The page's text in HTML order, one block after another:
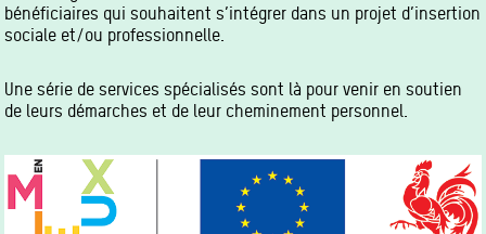
bénéficiaires qui souhaitent s’intégrer dans un projet d’insertion
sociale et/ou professionnelle.
Une série de services spécialisés sont là pour venir en soutien
de leurs démarches et de leur cheminement personnel.